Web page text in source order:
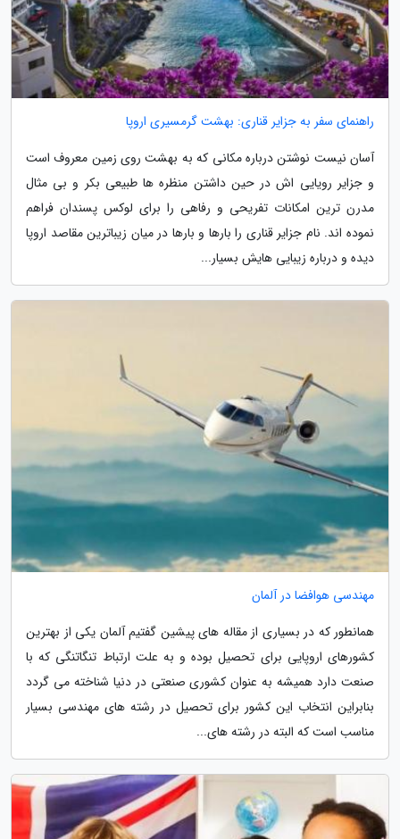
راهنمای سفر به جزایر قناری: بهشت گرمسیری اروپا
آسان نیست نوشتن درباره مکانی که به بهشت روی زمین معروف است
و جزایر رویایی اش در حین داشتن منظره ها طبیعی بکر و بی مثال
مدرن ترین امکانات تفریحی و رفاهی را برای لوکس پسندان فراهم
نموده اند. نام جزایر قناری را بارها و بارها در میان زیباترین مقاصد اروپا
دیده و درباره زیبایی هایش بسیار...
مهندسی هوافضا در آلمان
همانطور که در بسیاری از مقاله های پیشین گفتیم آلمان یکی از بهترین
کشورهای اروپایی برای تحصیل بوده و به علت ارتباط تنگاتنگی که با
صنعت دارد همیشه به عنوان کشوری صنعتی در دنیا شناخته می گردد
بنابراین انتخاب این کشور برای تحصیل در رشته های مهندسی بسیار
مناسب است که البته در رشته های...